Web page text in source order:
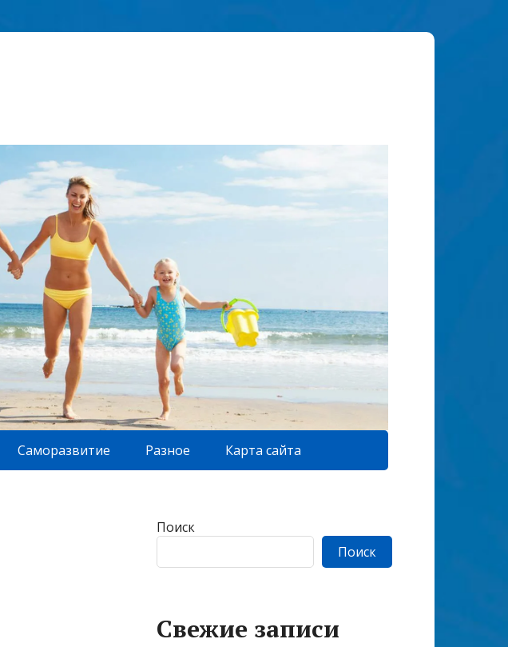
Саморазвитие Разное Карта сайта
Поиск
Поиск
Свежие записи